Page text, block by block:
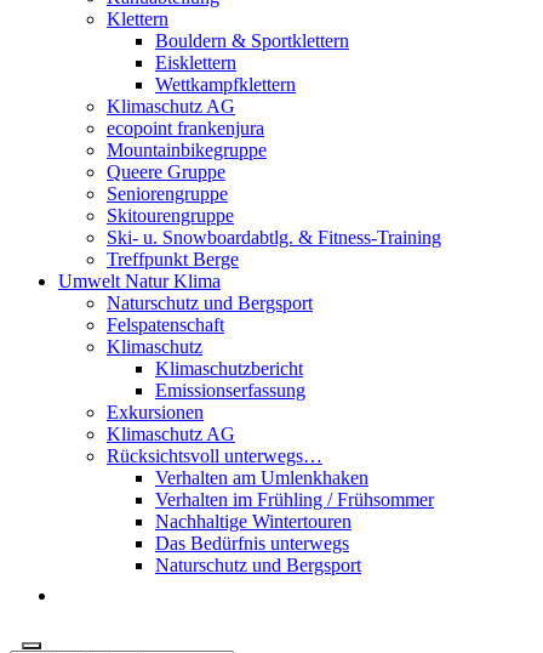
Klettern
Bouldern & Sportklettern
Eisklettern
Wettkampfklettern
Klimaschutz AG
ecopoint frankenjura
Mountainbikegruppe
Queere Gruppe
Seniorengruppe
Skitourengruppe
Ski- u. Snowboardabtlg. & Fitness-Training
Treffpunkt Berge
Umwelt Natur Klima
Naturschutz und Bergsport
Felspatenschaft
Klimaschutz
Klimaschutzbericht
Emissionserfassung
Exkursionen
Klimaschutz AG
Rücksichtsvoll unterwegs…
Verhalten am Umlenkhaken
Verhalten im Frühling / Frühsommer
Nachhaltige Wintertouren
Das Bedürfnis unterwegs
Naturschutz und Bergsport